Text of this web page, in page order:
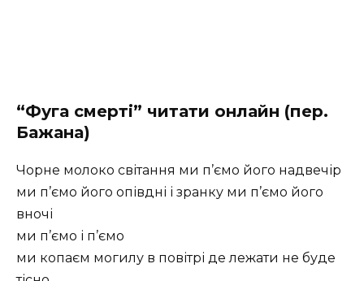
“Фуга смерті” читати онлайн (пер.
Бажана)
Чорне молоко світання ми п’ємо його надвечір
ми п’ємо його опівдні і зранку ми п’ємо його
вночі
ми п’ємо і п’ємо
ми копаєм могилу в повітрі де лежати не буде